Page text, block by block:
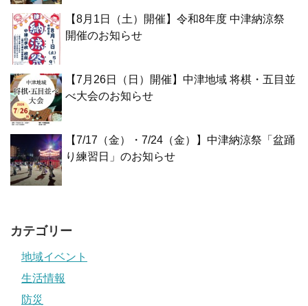
【8月1日（土）開催】令和8年度 中津納涼祭
開催のお知らせ
【7月26日（日）開催】中津地域 将棋・五目並
べ大会のお知らせ
【7/17（金）・7/24（金）】中津納涼祭「盆踊
り練習日」のお知らせ
カテゴリー
地域イベント
生活情報
防災